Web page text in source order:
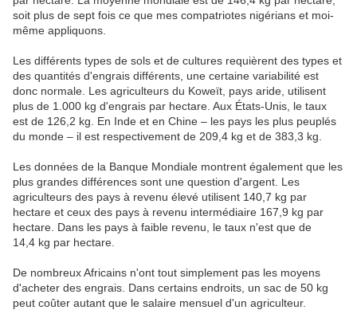
soit plus de sept fois ce que mes compatriotes nigérians et moi-
même appliquons.
Les différents types de sols et de cultures requièrent des types et
des quantités d'engrais différents, une certaine variabilité est
donc normale. Les agriculteurs du Koweït, pays aride, utilisent
plus de 1.000 kg d'engrais par hectare. Aux États-Unis, le taux
est de 126,2 kg. En Inde et en Chine – les pays les plus peuplés
du monde – il est respectivement de 209,4 kg et de 383,3 kg.
Les données de la Banque Mondiale montrent également que les
plus grandes différences sont une question d'argent. Les
agriculteurs des pays à revenu élevé utilisent 140,7 kg par
hectare et ceux des pays à revenu intermédiaire 167,9 kg par
hectare. Dans les pays à faible revenu, le taux n'est que de
14,4 kg par hectare.
De nombreux Africains n'ont tout simplement pas les moyens
d'acheter des engrais. Dans certains endroits, un sac de 50 kg
peut coûter autant que le salaire mensuel d'un agriculteur.